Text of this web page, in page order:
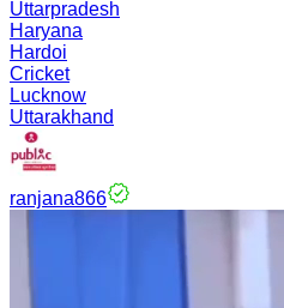
Uttarpradesh
Haryana
Hardoi
Cricket
Lucknow
Uttarakhand
ranjana866